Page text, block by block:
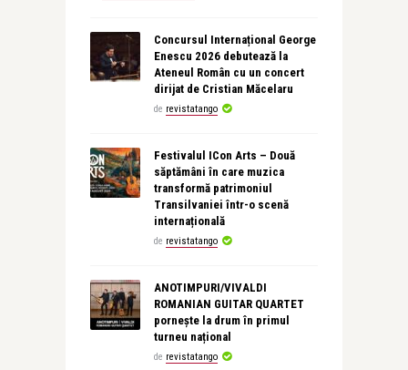
Concursul Internațional George
Enescu 2026 debutează la
Ateneul Român cu un concert
dirijat de Cristian Măcelaru
de revistatango
Festivalul ICon Arts – Două
săptămâni în care muzica
transformă patrimoniul
Transilvaniei într-o scenă
internațională
de revistatango
ANOTIMPURI/VIVALDI
ROMANIAN GUITAR QUARTET
pornește la drum în primul
turneu național
de revistatango